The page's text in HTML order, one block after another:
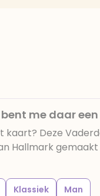
me daar
Deze
Hallmark
Klassiek Man